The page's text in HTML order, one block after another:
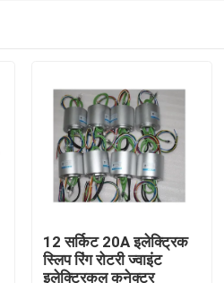
12 सर्किट 20A इलेक्ट्रिक
स्लिप रिंग रोटरी ज्वाइंट
इलेक्ट्रिकल कनेक्टर